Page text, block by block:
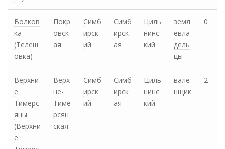
Волков
ка
(Телеш
овка)
Покр
овск
ая
Симб
ирск
ий
Симб
ирск
ая
Циль
нинс
кий
земл
евла
дель
цы
0
Верхни
е
Тимерс
яны
(Верхни
е
Верх
не-
Тиме
рсян
ская
Симб
ирск
ий
Симб
ирск
ая
Циль
нинс
кий
вале
нщик
2